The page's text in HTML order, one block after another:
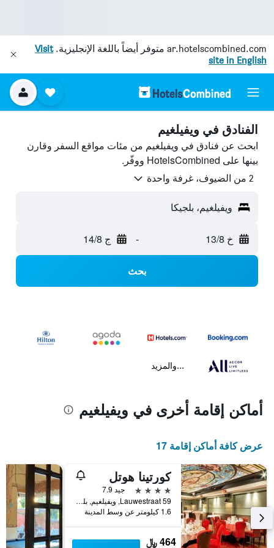
ar.hotelscombined.com متوفر أيضاً باللغة الإنجليزية.Visit
site in English
الفنادق في ويفيلغيم
ابحث عن فنادق في ويفيلغيم من مئات مواقع السفر وقارن
بينها على HotelsCombined ووفّر.
2 من الضيوف، غرفة واحدة
ويفيلغيم، بلجيكا
خ 13/8 - ج 14/8
بحث
...والمزيد
أماكن إقامة أخرى في ويفيلغيم
عرض كافة أماكن إقامة 17
كورتينا هوتل
4 نجوم
جيد 7.9
Lauwestraat 59, ويفيلغيم, بلجيكا
1.6 كيلومتر عن وسط المدينة
464 ﷼